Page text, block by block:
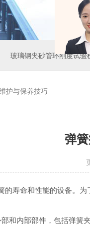
玻璃钢夹砂管环刚度试验
护与保养技巧
弹
的寿命和性能的设备。
和内部部件，包括弹簧